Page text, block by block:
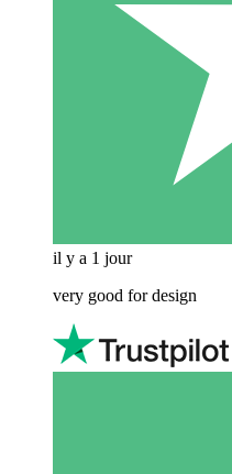
il y a 1 jour
very good for design